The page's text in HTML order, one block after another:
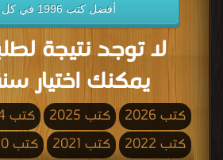
أفضل كتب 1996 في كل المكتبة
لا توجد نتيجة
يمكنك اختيار
كتب 2026 كتب 2025 كتب 2024
كتب 2022
كتب 2021 كتب 2020